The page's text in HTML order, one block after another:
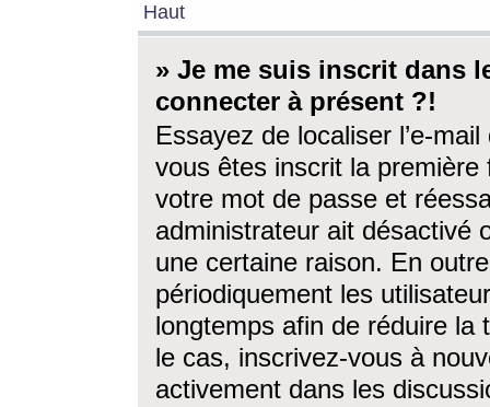
Haut
» Je me suis inscrit dans
connecter à présent ?!
Essayez de localiser l’e-
vous êtes inscrit la première
votre mot de passe et
administrateur ait désactivé
une certaine raison. En
périodiquement les
longtemps afin de réduire la
le cas, inscrivez-vous à
activement dans les